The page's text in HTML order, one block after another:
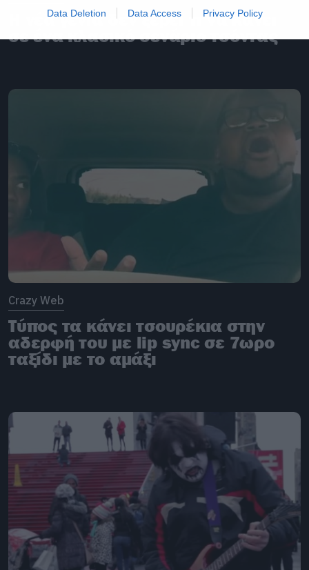
Data Deletion Data Access Privacy Policy
H νέα γενιά δεν ξέρει τι να κάνει
σε ένα κλασικό σενάριο τσόντας
Crazy Web
Τύπος τα κάνει τσουρέκια στην
αδερφή του με lip sync σε 7ωρο
ταξίδι με το αμάξι